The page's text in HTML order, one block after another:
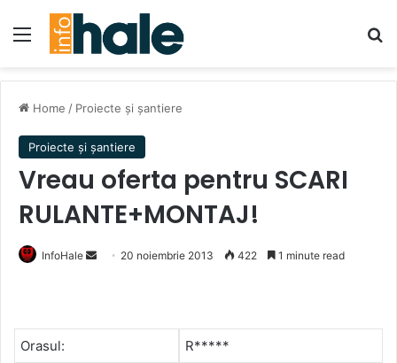
Menu
Home / Proiecte și șantiere
Proiecte și șantiere
Vreau oferta pentru SCARI
RULANTE+MONTAJ!
InfoHale
Send 20 noiembrie 2013 422 1 minute read
Orasul: R*****